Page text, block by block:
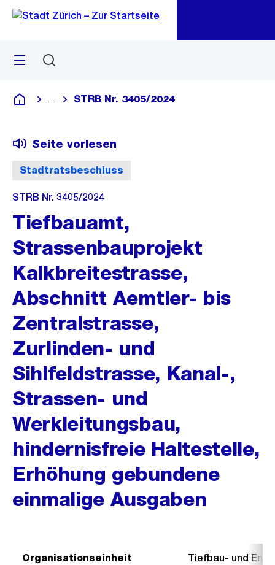
Navigation
Sprunglink
Menü
Deutsch
Blende alle Breadcrumbs ein
STRB Nr. 3405/2024
Stadtratsbeschluss
Seite vorlesen
STRB Nr. 3405/2024
Tiefbauamt,
Strassenbauprojekt
Kalkbreitestrasse,
Abschnitt Aemtler- bis
Zentralstrasse,
Zurlinden- und
Sihlfeldstrasse, Kanal-,
Strassen- und
Werkleitungsbau,
hindernisfreie Haltestelle,
Erhöhung gebundene
einmalige Ausgaben
Organisationseinheit Tiefbau- und